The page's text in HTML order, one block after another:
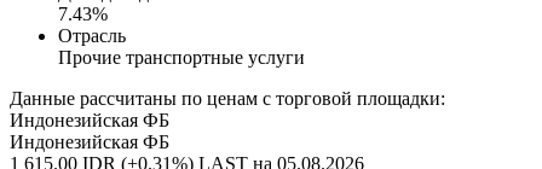
7.43%
Отрасль
Прочие транспортные услуги
Данные рассчитаны по ценам с торговой площадки:
Индонезийская ФБ
Индонезийская ФБ
1 615.00 IDR (+0.31%) LAST на 05.08.2026